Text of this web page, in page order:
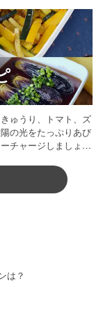
ゅうり、トマト、ズ
の光をたっぷりあび
チャージしましょう
は？